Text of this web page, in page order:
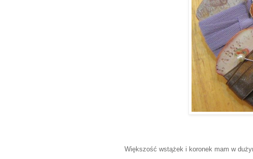
Większość wstążek i koronek mam w